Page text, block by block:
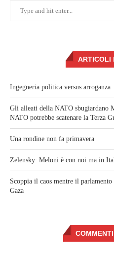
ARTICOLI
Ingegneria politica versus arroganza
Gli alleati della NATO sbugiardano
NATO potrebbe scatenare la Terza
Una rondine non fa primavera
Zelensky: Meloni è con noi ma in
Scoppia il caos mentre il
Gaza